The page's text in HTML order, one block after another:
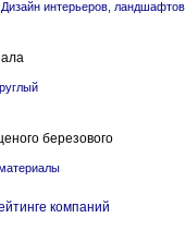
Дизайн интерьеров, ландшафтов
березового
компаний